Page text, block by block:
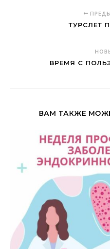
ТУРСЛЕТ
ВРЕМЯ С
ВАМ ТАКЖЕ